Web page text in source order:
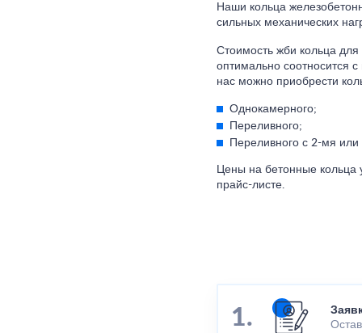
Наши кольца
сильных механических
Стоимость жби кольца для
оптимально соотносится
нас можно приобрести
Однокамерного;
Переливного;
Переливного с 2-мя
Цены на бетонные кольца
прайс-листе.